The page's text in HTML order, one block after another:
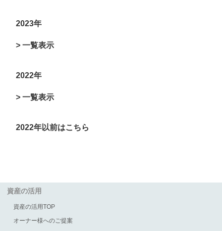
2023年
> 一覧表示
2022年
> 一覧表示
2022年以前はこちら
資産の活用
資産の活用TOP
オーナー様へのご提案